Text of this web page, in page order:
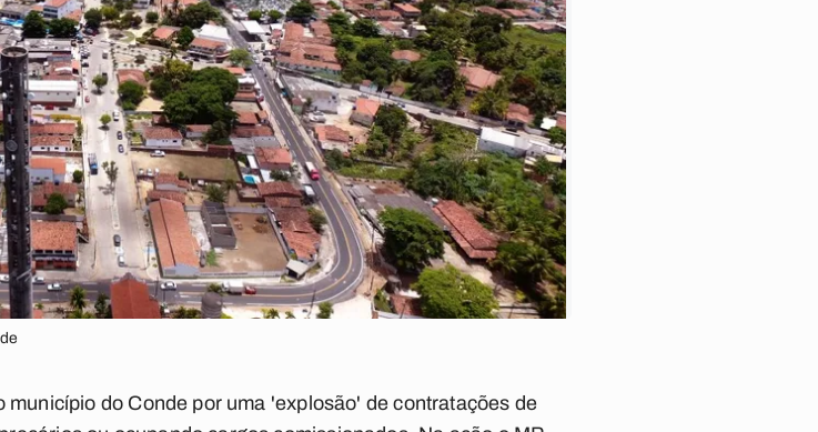
do Conde por uma 'explosão' de contratações de